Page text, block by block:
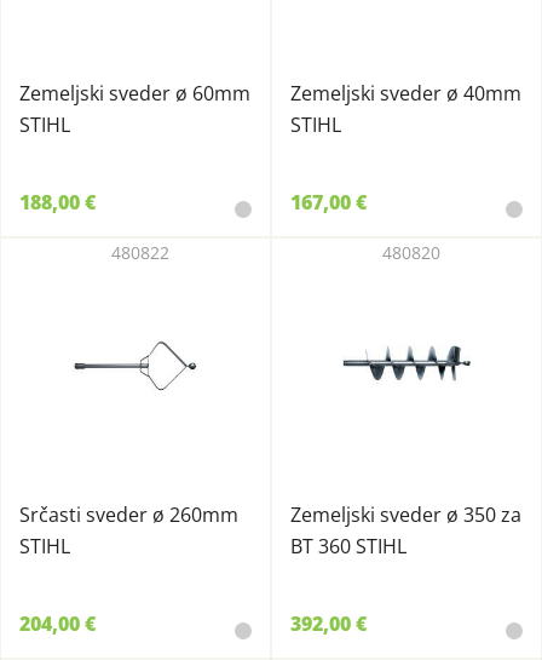
Zemeljski sveder ø 60mm
STIHL
188,00 €
Zemeljski sveder ø 40mm
STIHL
167,00 €
Srčasti sveder ø 260mm
STIHL
480822
204,00 €
Zemeljski sveder ø 350 za
BT 360 STIHL
480820
392,00 €